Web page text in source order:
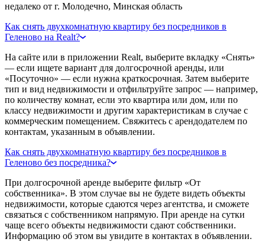
недалеко от г. Молодечно, Минская область
Как снять двухкомнатную квартиру без посредников в
Геленово на Realt?
На сайте или в приложении Realt, выберите вкладку «Снять»
— если ищете вариант для долгосрочной аренды, или
«Посуточно» — если нужна краткосрочная. Затем выберите
тип и вид недвижимости и отфильтруйте запрос — например,
по количеству комнат, если это квартира или дом, или по
классу недвижимости и другим характеристикам в случае с
коммерческим помещением. Свяжитесь с арендодателем по
контактам, указанным в объявлении.
Как снять двухкомнатную квартиру без посредников в
Геленово без посредника?
При долгосрочной аренде выберите фильтр «От
собственника». В этом случае вы не будете видеть объекты
недвижимости, которые сдаются через агентства, и сможете
связаться с собственником напрямую. При аренде на сутки
чаще всего объекты недвижимости сдают собственники.
Информацию об этом вы увидите в контактах в объявлении.